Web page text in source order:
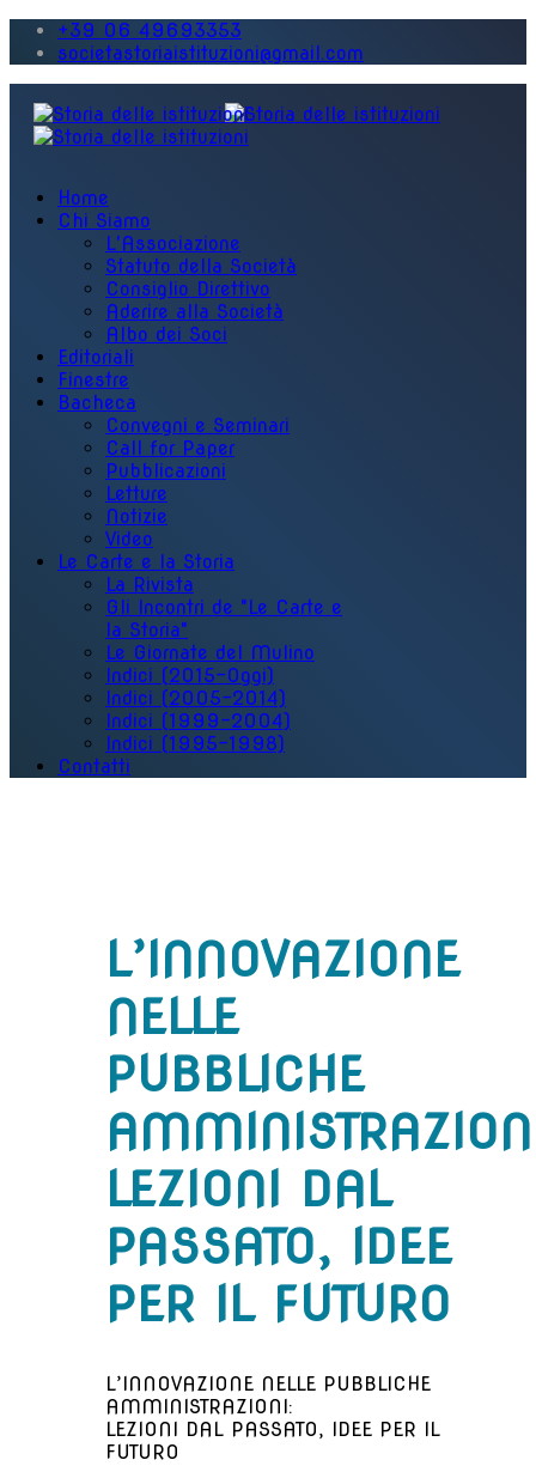
+39 06 49693353
societastoriaistituzioni@gmail.com
Home
Chi Siamo
L'Associazione
Statuto della Società
Consiglio Direttivo
Aderire alla Società
Albo dei Soci
Editoriali
Finestre
Bacheca
Convegni e Seminari
Call for Paper
Pubblicazioni
Letture
Notizie
Video
Le Carte e la Storia
La Rivista
Gli Incontri de "Le Carte e
la Storia"
Le Giornate del Mulino
Indici (2015-Oggi)
Indici (2005-2014)
Indici (1999-2004)
Indici (1995-1998)
Contatti
L’INNOVAZIONE
NELLE
PUBBLICHE
LEZIONI DAL
PASSATO, IDEE
PER IL FUTURO
L’INNOVAZIONE NELLE PUBBLICHE
AMMINISTRAZIONI:
LEZIONI DAL PASSATO, IDEE PER IL
FUTURO